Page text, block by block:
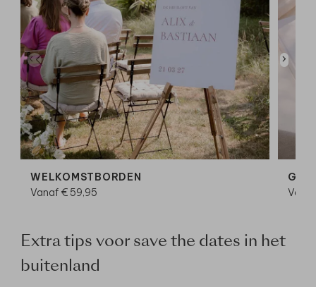
WELKOMSTBORDEN
Vanaf € 59,95
Extra tips voor save the dates in het
buitenland